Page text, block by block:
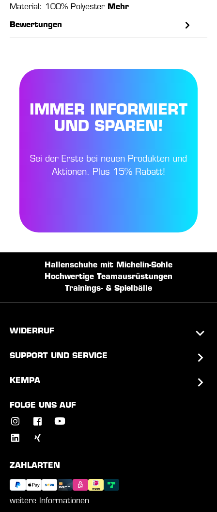
Material: 100% Polyester Mehr
Bewertungen
IMMER INFORMIERT
UND SPAREN!
Sei der Erste bei neuen Produkten und
Aktionen. Plus 15% Rabatt!
Hallenschuhe mit Michelin-Sohle
Hochwertige Teamausrüstungen
Trainings- & Spielbälle
WIDERRUF
SUPPORT UND SERVICE
KEMPA
FOLGE UNS AUF
ZAHLARTEN
weitere Informationen